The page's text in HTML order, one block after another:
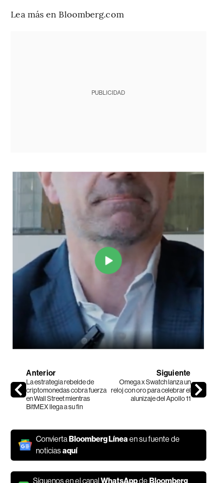
Lea más en Bloomberg.com
PUBLICIDAD
Anterior
La estrategia rebelde de
criptomonedas cobra fuerza
en Wall Street mientras
BitMEX llega a su fin
Siguiente
Omega x Swatch lanza un
reloj con oro para celebrar el
alunizaje del Apollo 11
ConviertaBloomberg Línea en su fuente de
noticiasaquí
Síguenos en el canalWhatsAppdeBloomberg